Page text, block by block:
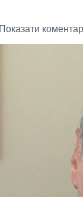
Показати